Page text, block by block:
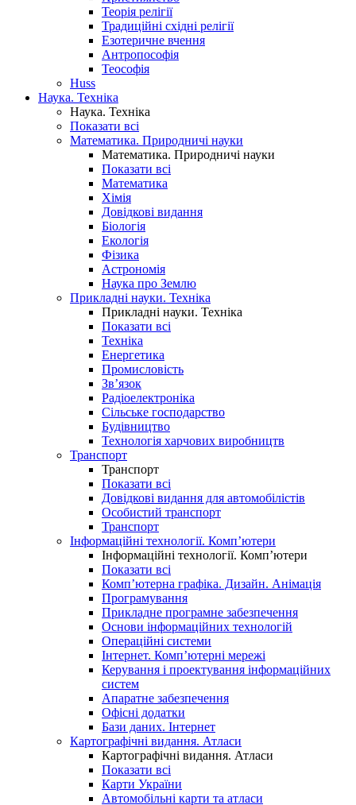
Теорія релігії
Традиційні східні релігії
Езотеричне вчення
Антропософія
Теософія
Huss
Наука. Техніка
Наука. Техніка
Показати всі
Математика. Природничі науки
Математика. Природничі науки
Показати всі
Математика
Хімія
Довідкові видання
Біологія
Екологія
Фізика
Астрономія
Наука про Землю
Прикладні науки. Техніка
Прикладні науки. Техніка
Показати всі
Техніка
Енергетика
Промисловість
Зв’язок
Радіоелектроніка
Сільське господарство
Будівництво
Технологія харчових виробництв
Транспорт
Транспорт
Показати всі
Довідкові видання для автомобілістів
Особистий транспорт
Транспорт
Інформаційні технології. Комп’ютери
Інформаційні технології. Комп’ютери
Показати всі
Комп’ютерна графіка. Дизайн. Анімація
Програмування
Прикладне програмне забезпечення
Основи інформаційних технологій
Операційні системи
Інтернет. Комп’ютерні мережі
Керування і проектування інформаційних
систем
Апаратне забезпечення
Офісні додатки
Бази даних. Інтернет
Картографічні видання. Атласи
Картографічні видання. Атласи
Показати всі
Карти України
Автомобільні карти та атласи